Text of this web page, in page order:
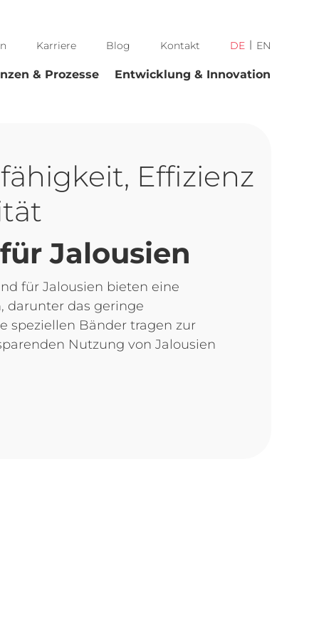
Karriere Blog Kontakt DE EN
& Prozesse Entwicklung & Innovation
Effizienz
Jalousien
für Jalousien bieten eine
darunter das geringe
speziellen Bänder tragen zur
Nutzung von Jalousien